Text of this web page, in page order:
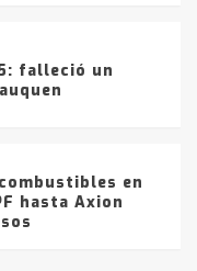
falleció un
en
hasta Axion